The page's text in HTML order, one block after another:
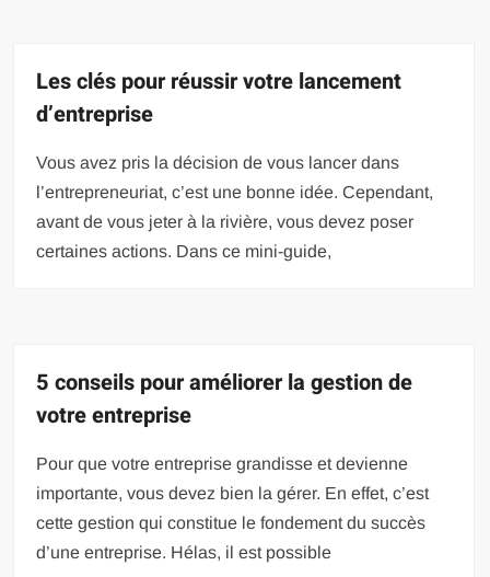
Les clés pour réussir votre lancement
d’entreprise
Vous avez pris la décision de vous lancer dans
l’entrepreneuriat, c’est une bonne idée. Cependant,
avant de vous jeter à la rivière, vous devez poser
certaines actions. Dans ce mini-guide,
5 conseils pour améliorer la gestion de
votre entreprise
Pour que votre entreprise grandisse et devienne
importante, vous devez bien la gérer. En effet, c’est
cette gestion qui constitue le fondement du succès
d’une entreprise. Hélas, il est possible